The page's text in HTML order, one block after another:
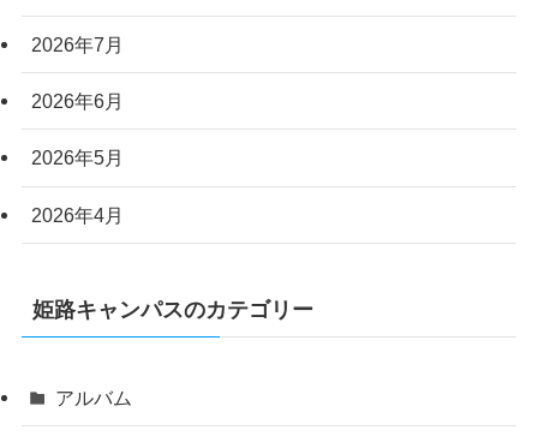
2026年7月
2026年6月
2026年5月
2026年4月
姫路キャンパスのカテゴリー
アルバム